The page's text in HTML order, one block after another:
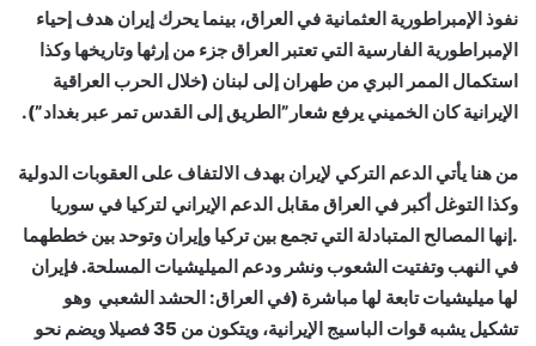
نفوذ الإمبراطورية العثمانية في العراق، بينما يحرك إيران هدف إحياء
الإمبراطورية الفارسية التي تعتبر العراق جزء من إرثها وتاريخها وكذا
استكمال الممر البري من طهران إلى لبنان (خلال الحرب العراقية
الإيرانية كان الخميني يرفع شعار”الطريق إلى القدس تمر عبر بغداد”).
من هنا يأتي الدعم التركي لإيران بهدف الالتفاف على العقوبات الدولية
وكذا التوغل أكبر في العراق مقابل الدعم الإيراني لتركيا في سوريا
.إنها المصالح المتبادلة التي تجمع بين تركيا وإيران وتوحد بين خططهما
في النهب وتفتيت الشعوب ونشر ودعم الميليشيات المسلحة. فإيران
لها ميليشيات تابعة لها مباشرة (في العراق: الحشد الشعبي وهو
تشكيل يشبه قوات الباسيج الإيرانية، ويتكون من 35 فصيلا ويضم نحو